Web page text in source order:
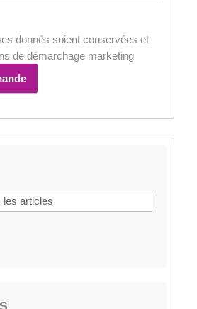
donnés soient conservées et
de démarchage marketing